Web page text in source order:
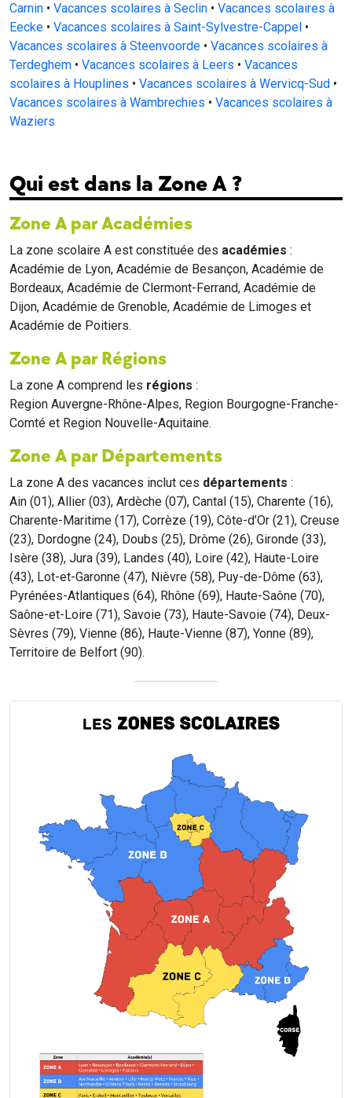
Carnin • Vacances scolaires à Seclin • Vacances scolaires à
Eecke • Vacances scolaires à Saint-Sylvestre-Cappel •
Vacances scolaires à Steenvoorde • Vacances scolaires à
Terdeghem • Vacances scolaires à Leers • Vacances
scolaires à Houplines • Vacances scolaires à Wervicq-Sud •
Vacances scolaires à Wambrechies • Vacances scolaires à
Waziers
Qui est dans la Zone A ?
Zone A par Académies
La zone scolaire A est constituée des académies :
Académie de Lyon, Académie de Besançon, Académie de
Bordeaux, Académie de Clermont-Ferrand, Académie de
Dijon, Académie de Grenoble, Académie de Limoges et
Académie de Poitiers.
Zone A par Régions
La zone A comprend les régions :
Region Auvergne-Rhône-Alpes, Region Bourgogne-Franche-
Comté et Region Nouvelle-Aquitaine.
Zone A par Départements
La zone A des vacances inclut ces départements :
Ain (01), Allier (03), Ardèche (07), Cantal (15), Charente (16),
Charente-Maritime (17), Corrèze (19), Côte-d’Or (21), Creuse
(23), Dordogne (24), Doubs (25), Drôme (26), Gironde (33),
Isère (38), Jura (39), Landes (40), Loire (42), Haute-Loire
(43), Lot-et-Garonne (47), Nièvre (58), Puy-de-Dôme (63),
Pyrénées-Atlantiques (64), Rhône (69), Haute-Saône (70),
Saône-et-Loire (71), Savoie (73), Haute-Savoie (74), Deux-
Sèvres (79), Vienne (86), Haute-Vienne (87), Yonne (89),
Territoire de Belfort (90).